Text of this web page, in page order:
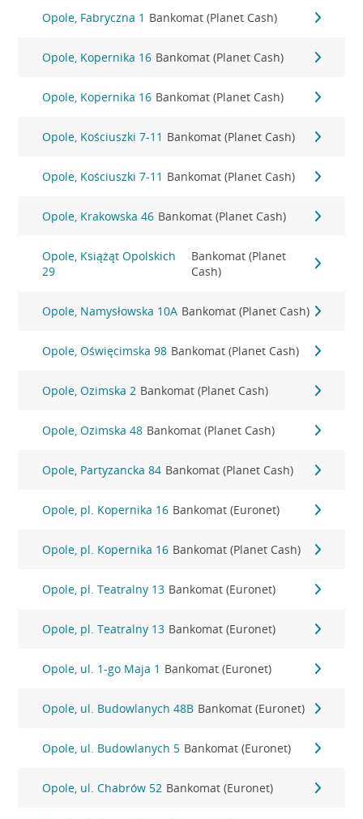
Opole, Fabryczna 1 Bankomat (Planet Cash)
Opole, Kopernika 16 Bankomat (Planet Cash)
Opole, Kopernika 16 Bankomat (Planet Cash)
Opole, Kościuszki 7-11 Bankomat (Planet Cash)
Opole, Kościuszki 7-11 Bankomat (Planet Cash)
Opole, Krakowska 46 Bankomat (Planet Cash)
Opole, Książąt Opolskich
29
Bankomat (Planet
Cash)
Opole, Namysłowska 10A Bankomat (Planet Cash)
Opole, Oświęcimska 98 Bankomat (Planet Cash)
Opole, Ozimska 2 Bankomat (Planet Cash)
Opole, Ozimska 48 Bankomat (Planet Cash)
Opole, Partyzancka 84 Bankomat (Planet Cash)
Opole, pl. Kopernika 16 Bankomat (Euronet)
Opole, pl. Kopernika 16 Bankomat (Planet Cash)
Opole, pl. Teatralny 13 Bankomat (Euronet)
Opole, pl. Teatralny 13 Bankomat (Euronet)
Opole, ul. 1-go Maja 1 Bankomat (Euronet)
Opole, ul. Budowlanych 48B Bankomat (Euronet)
Opole, ul. Budowlanych 5 Bankomat (Euronet)
Opole, ul. Chabrów 52 Bankomat (Euronet)